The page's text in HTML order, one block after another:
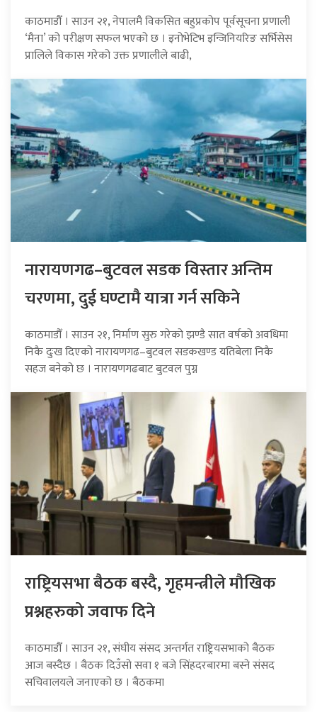
काठमाडौँ । साउन २१, नेपालमै विकसित बहुप्रकोप पूर्वसूचना प्रणाली
‘मैना’ को परीक्षण सफल भएको छ । इनोभेटिभ इन्जिनियरिङ सर्भिसेस
प्रालिले विकास गरेको उक्त प्रणालीले बाढी,
नारायणगढ–बुटवल सडक विस्तार अन्तिम
चरणमा, दुई घण्टामै यात्रा गर्न सकिने
काठमाडौँ । साउन २१, निर्माण सुरु गरेको झण्डै सात वर्षको अवधिमा
निकै दुःख दिएको नारायणगढ–बुटवल सडकखण्ड यतिबेला निकै
सहज बनेको छ । नारायणगढबाट बुटवल पुग्न
राष्ट्रियसभा बैठक बस्दै, गृहमन्त्रीले मौखिक
प्रश्नहरुको जवाफ दिने
काठमाडौँ । साउन २१, संघीय संसद अन्तर्गत राष्ट्रियसभाको बैठक
आज बस्दैछ । बैठक दिउँसो सवा १ बजे सिंहदरबारमा बस्ने संसद
सचिवालयले जनाएको छ । बैठकमा